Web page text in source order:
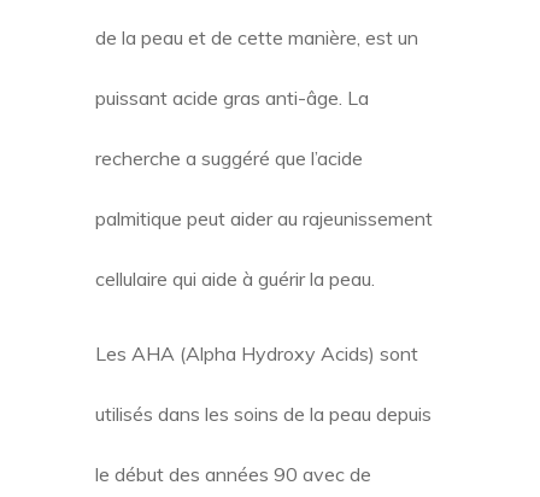
de la peau et de cette manière, est un
puissant acide gras anti-âge. La
recherche a suggéré que l’acide
palmitique peut aider au rajeunissement
cellulaire qui aide à guérir la peau.
Les AHA (Alpha Hydroxy Acids) sont
utilisés dans les soins de la peau depuis
le début des années 90 avec de